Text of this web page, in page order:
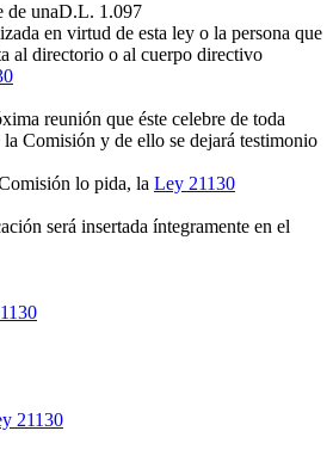
unaD.L. 1.097
en virtud de esta ley o la persona que
al directorio o al cuerpo directivo
reunión que éste celebre de toda
Comisión y de ello se dejará testimonio
lo pida, la Ley 21130
será insertada íntegramente en el
21130